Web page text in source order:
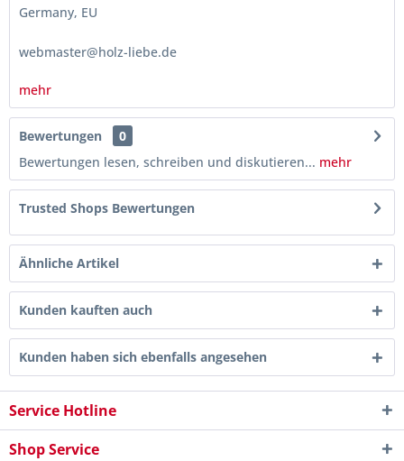
Germany, EU
webmaster@holz-liebe.de
mehr
Bewertungen
0
Bewertungen lesen, schreiben und diskutieren... mehr
Trusted Shops Bewertungen
Ähnliche Artikel
Kunden kauften auch
Kunden haben sich ebenfalls angesehen
Service Hotline
Shop Service